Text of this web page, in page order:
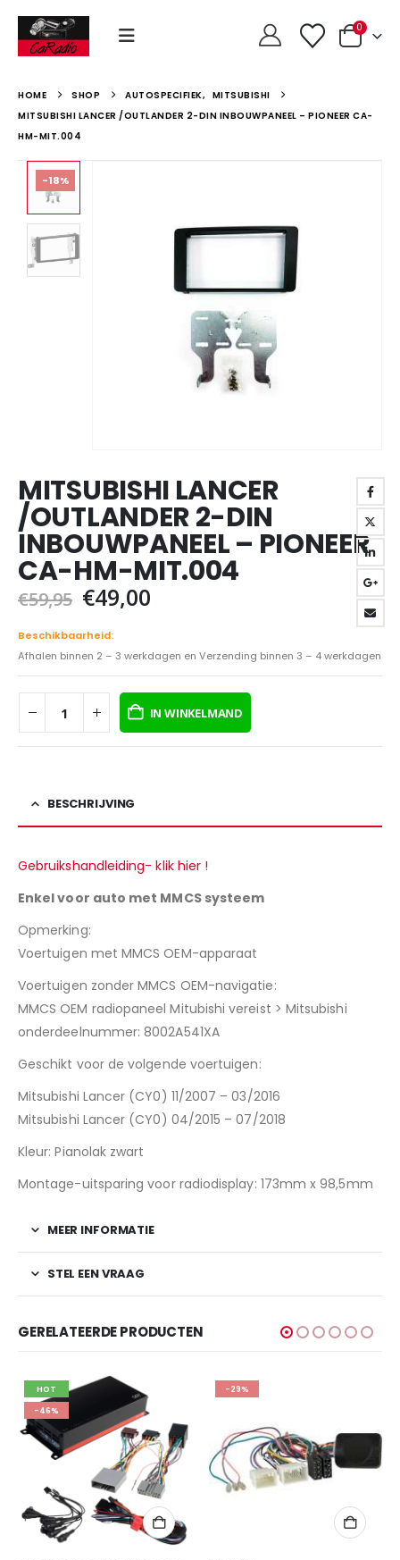
0
HOME SHOP AUTOSPECIFIEK, MITSUBISHI
MITSUBISHI LANCER /OUTLANDER 2-DIN INBOUWPANEEL – PIONEER CA-
HM-MIT.004
-18%
MITSUBISHI LANCER
/OUTLANDER 2-DIN
INBOUWPANEEL – PIONEER
CA-HM-MIT.004
€59,95 Oorspronkelijke
prijs
was:
€59,95.
€49,00
€49,00.
Beschikbaarheid:
Afhalen binnen 2 – 3 werkdagen en Verzending binnen 3 – 4 werkdagen
IN WINKELMAND
BESCHRIJVING
Gebruikshandleiding- klik hier !
Enkel voor auto met MMCS systeem
Opmerking:
Voertuigen met MMCS OEM-apparaat
Voertuigen zonder MMCS OEM-navigatie:
MMCS OEM radiopaneel Mitubishi vereist > Mitsubishi
onderdeelnummer: 8002A541XA
Geschikt voor de volgende voertuigen:
Mitsubishi Lancer (CY0) 11/2007 – 03/2016
Mitsubishi Lancer (CY0) 04/2015 – 07/2018
Kleur: Pianolak zwart
Montage-uitsparing voor radiodisplay: 173mm x 98,5mm
MEER INFORMATIE
STEL EEN VRAAG
GERELATEERDE PRODUCTEN
HOT
-46%
-29%